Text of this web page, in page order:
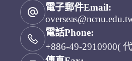
電子郵件Email:
電話Phone:
+886-49-2910900(